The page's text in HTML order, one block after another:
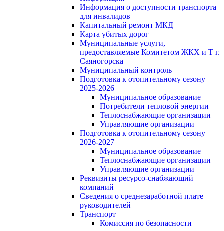
Информация о доступности транспорта
для инвалидов
Капитальный ремонт МКД
Карта убитых дорог
Муниципальные услуги,
предоставляемые Комитетом ЖКХ и Т г.
Саяногорска
Муниципальный контроль
Подготовка к отопительному сезону
2025-2026
Муниципальное образование
Потребители тепловой энергии
Теплоснабжающие организации
Управляющие организации
Подготовка к отопительному сезону
2026-2027
Муниципальное образование
Теплоснабжающие организации
Управляющие организации
Реквизиты ресурсо-снабжающий
компаний
Сведения о среднезаработной плате
руководителей
Транспорт
Комиссия по безопасности